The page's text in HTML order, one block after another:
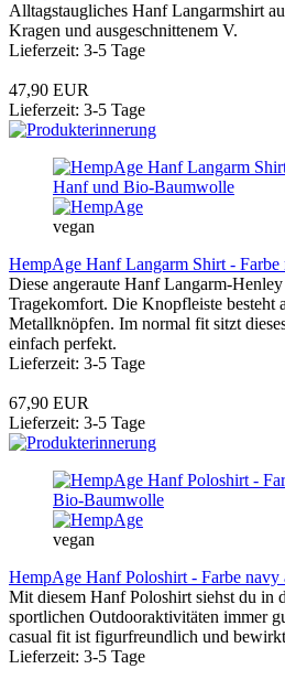
Alltagstaugliches Hanf Langarmshirt
Kragen und ausgeschnittenem V.
Lieferzeit: 3-5 Tage
47,90 EUR
Lieferzeit: 3-5 Tage
vegan
HempAge Hanf Langarm Shirt - Farbe
Diese angeraute Hanf Langarm-
Tragekomfort. Die Knopfleiste besteht
Metallknöpfen. Im normal fit sitzt
einfach perfekt.
Lieferzeit: 3-5 Tage
67,90 EUR
Lieferzeit: 3-5 Tage
vegan
HempAge Hanf Poloshirt - Farbe navy
Mit diesem Hanf Poloshirt siehst du in
sportlichen Outdooraktivitäten immer
casual fit ist figurfreundlich und
Lieferzeit: 3-5 Tage